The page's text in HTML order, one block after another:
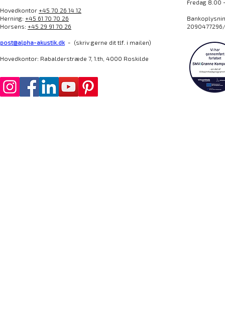
Hovedkontor +45 70 26 14 12
Herning: +45 61 70 70 26
Horsens: +45 29 91 70 26
post@alpha-akustik.dk- (skriv gerne dit tlf. i mailen)
Hovedkontor: Rabalderstræde 7, 1.th, 4000 Roskilde
Fredag 8.00